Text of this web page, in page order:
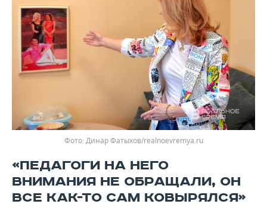
Фото: Динар Фатыхов/realnoevremya.ru
«ПЕДАГОГИ НА НЕГО
ВНИМАНИЯ НЕ ОБРАЩАЛИ, ОН
ВСЕ КАК-ТО САМ КОВЫРЯЛСЯ»